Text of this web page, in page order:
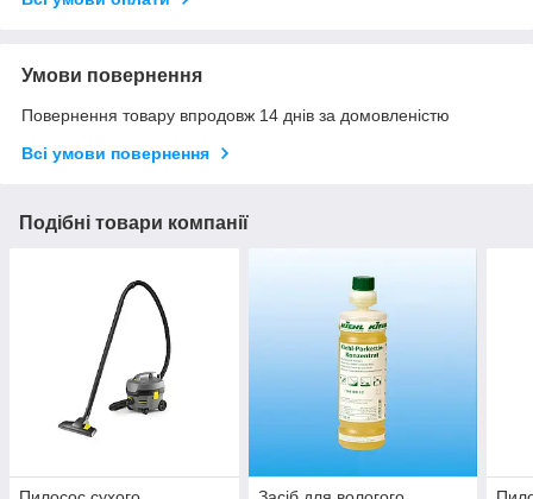
Умови повернення
Повернення товару впродовж 14 днів за домовленістю
Всі умови повернення
Подібні товари компанії